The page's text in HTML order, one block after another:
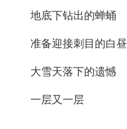
地底下钻出的蝉蛹
准备迎接刺目的白昼
大雪天落下的遗憾
一层又一层